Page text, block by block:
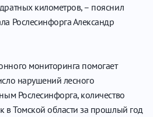
километров, – пояснил
Рослесинфорга Александр
мониторинга помогает
нарушений лесного
Рослесинфорга, количество
в Томской области за прошлый год